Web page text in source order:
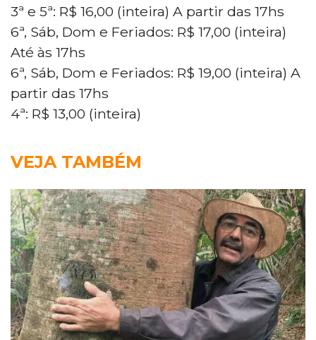
3ª e 5ª: R$ 16,00 (inteira) A partir das 17hs
6ª, Sáb, Dom e Feriados: R$ 17,00 (inteira)
Até às 17hs
6ª, Sáb, Dom e Feriados: R$ 19,00 (inteira) A
partir das 17hs
4ª: R$ 13,00 (inteira)
VEJA TAMBÉM